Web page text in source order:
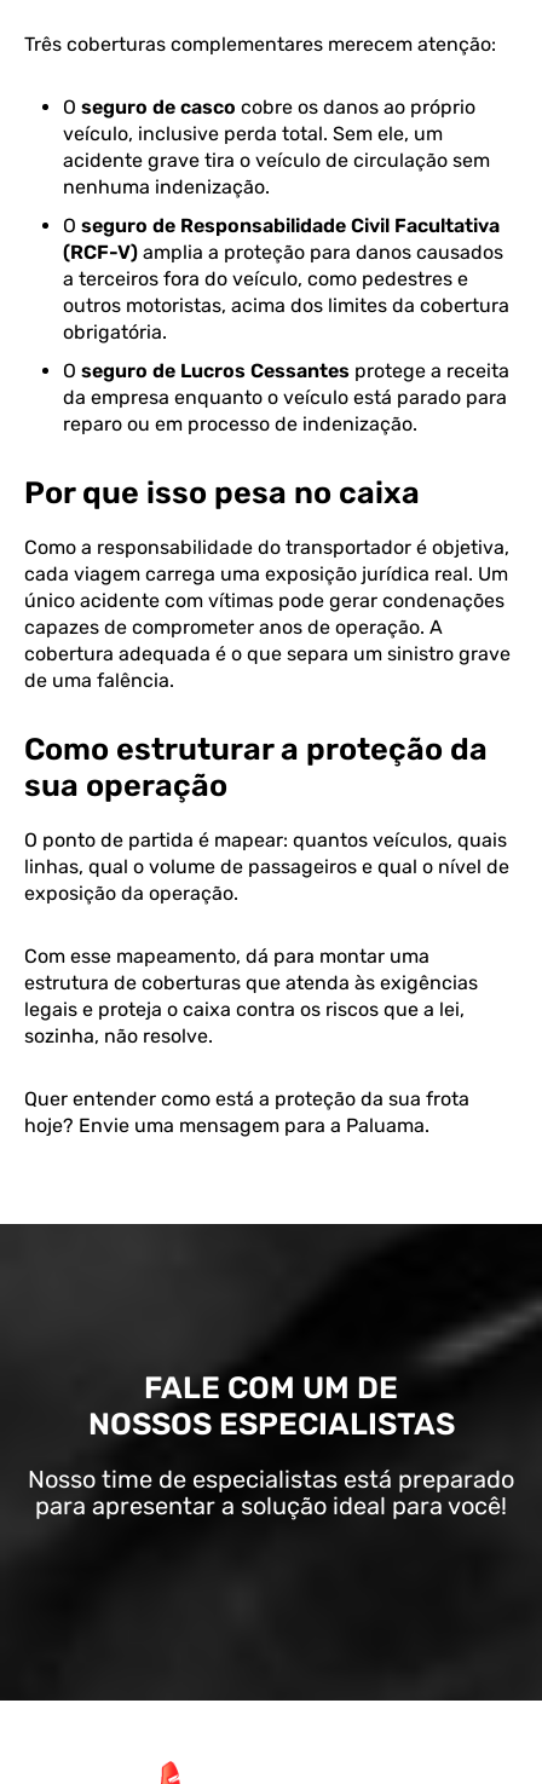
Três coberturas complementares merecem atenção:
O seguro de casco cobre os danos ao próprio
veículo, inclusive perda total. Sem ele, um
acidente grave tira o veículo de circulação sem
nenhuma indenização.
O seguro de Responsabilidade Civil Facultativa
(RCF-V) amplia a proteção para danos causados
a terceiros fora do veículo, como pedestres e
outros motoristas, acima dos limites da cobertura
obrigatória.
O seguro de Lucros Cessantes protege a receita
da empresa enquanto o veículo está parado para
reparo ou em processo de indenização.
Por que isso pesa no caixa
Como a responsabilidade do transportador é objetiva,
cada viagem carrega uma exposição jurídica real. Um
único acidente com vítimas pode gerar condenações
capazes de comprometer anos de operação. A
cobertura adequada é o que separa um sinistro grave
de uma falência.
Como estruturar a proteção da
sua operação
O ponto de partida é mapear: quantos veículos, quais
linhas, qual o volume de passageiros e qual o nível de
exposição da operação.
Com esse mapeamento, dá para montar uma
estrutura de coberturas que atenda às exigências
legais e proteja o caixa contra os riscos que a lei,
sozinha, não resolve.
Quer entender como está a proteção da sua frota
hoje? Envie uma mensagem para a Paluama.
FALE COM UM DE
NOSSOS ESPECIALISTAS
Nosso time de especialistas está preparado
para apresentar a solução ideal para você!